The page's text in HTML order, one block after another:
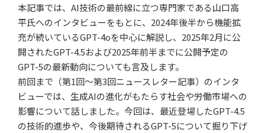
本記事では、AI技術の最前線に立つ専門家である山口高
平氏へのインタビューをもとに、2024年後半から機能拡
充が続いているGPT-4oを中心に解説し、2025年2月に公
開されたGPT-4.5および2025年前半までに公開予定の
GPT-5の最新動向についても言及します。
前回まで（第1回～第3回ニュースレター記事）のインタ
ビューでは、生成AIの進化がもたらす社会や労働市場への
影響について話しました。今回は、最近登場したGPT-4.5
の技術的進歩や、今後期待されるGPT-5について掘り下げ